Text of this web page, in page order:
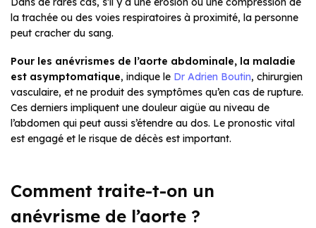
la trachée ou des voies respiratoires à proximité, la personne
peut cracher du sang.
Pour les anévrismes de l’aorte abdominale, la maladie
est asymptomatique, indique le Dr Adrien Boutin, chirurgien
vasculaire, et ne produit des symptômes qu’en cas de rupture.
Ces derniers impliquent une douleur aigüe au niveau de
l’abdomen qui peut aussi s’étendre au dos. Le pronostic vital
est engagé et le risque de décès est important.
Comment traite-t-on un
anévrisme de l’aorte ?